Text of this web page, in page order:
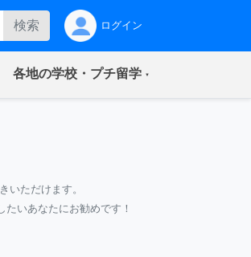
検索 ログイン
各地の学校・プチ留学(current)
いただけます。
いあなたにお勧めです！